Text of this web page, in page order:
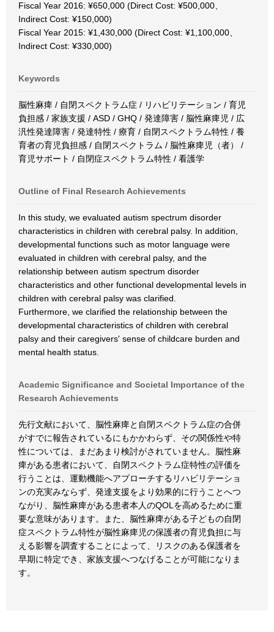
Fiscal Year 2016: ¥650,000 (Direct Cost: ¥500,000、
Indirect Cost: ¥150,000)
Fiscal Year 2015: ¥1,430,000 (Direct Cost: ¥1,100,000、
Indirect Cost: ¥330,000)
Keywords
脳性麻痺 / 自閉スペクトラム症 / リハビリテーション / 育児
負担感 / 家族支援 / ASD / GHQ / 発達障害 / 脳性麻痺児 / 広
汎性発達障害 / 発達特性 / 療育 / 自閉スペクトラム特性 / 養
育者の育児負担感 / 自閉スペクトラム / 脳性麻痺児（者） /
育児サポート / 自閉症スペクトラム特性 / 看護学
Outline of Final Research Achievements
In this study, we evaluated autism spectrum disorder
characteristics in children with cerebral palsy. In addition,
developmental functions such as motor language were
evaluated in children with cerebral palsy, and the
relationship between autism spectrum disorder
characteristics and other functional developmental levels in
children with cerebral palsy was clarified.
Furthermore, we clarified the relationship between the
developmental characteristics of children with cerebral
palsy and their caregivers' sense of childcare burden and
mental health status.
Academic Significance and Societal Importance of the
Research Achievements
先行文献において、脳性麻痺と自閉スペクトラム症の合併
がすでに報告されているにもかかわらず、その関係性や特
性については、まだあまり検討がされていません。脳性麻
痺がある患者において、自閉スペクトラム症特性の評価を
行うことは、運動機能へアプローチするリハビリテーショ
ンの充実みならず、発達支援をより効果的に行うことへつ
ながり、脳性麻痺がある患者本人のQOLを高めるために重
要な意味があります。また、脳性麻痺がある子どもの自閉
症スペクトラム特性が脳性麻痺児の保護者の育児負担に与
える影響を調査することによって、リスクのある保護者を
早期に特定でき、家族支援へつなげることが可能になりま
す。